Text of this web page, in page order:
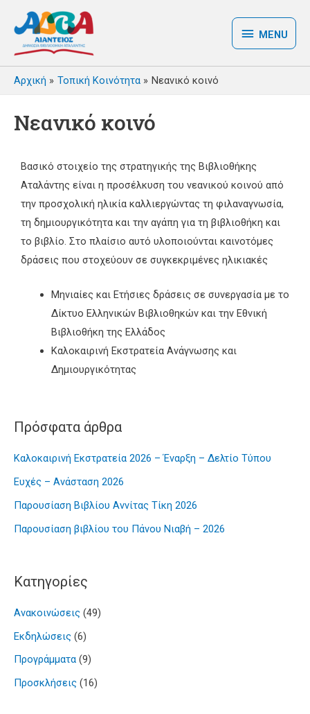
MENU
Αρχική Τοπική Κοινότητα Νεανικό κοινό
Νεανικό κοινό
Βασικό στοιχείο της στρατηγικής της Βιβλιοθήκης
Αταλάντης είναι η προσέλκυση του νεανικού κοινού από
την προσχολική ηλικία καλλιεργώντας τη φιλαναγνωσία,
τη δημιουργικότητα και την αγάπη για τη βιβλιοθήκη και
το βιβλίο. Στο πλαίσιο αυτό υλοποιούνται καινοτόμες
δράσεις που στοχεύουν σε συγκεκριμένες ηλικιακές
Μηνιαίες και Ετήσιες δράσεις σε συνεργασία με το
Δίκτυο Ελληνικών Βιβλιοθηκών και την Εθνική
Βιβλιοθήκη της Ελλάδος
Καλοκαιρινή Εκστρατεία Ανάγνωσης και
Δημιουργικότητας
Πρόσφατα άρθρα
Καλοκαιρινή Εκστρατεία 2026 – Έναρξη – Δελτίο Τύπου
Ευχές – Ανάσταση 2026
Παρουσίαση Βιβλίου Αννίτας Τίκη 2026
Παρουσίαση βιβλίου του Πάνου Νιαβή – 2026
Kατηγορίες
Ανακοινώσεις (49)
Εκδηλώσεις (6)
Προγράμματα (9)
Προσκλήσεις (16)